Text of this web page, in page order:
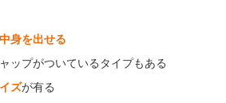
身を出せる
ップがついているタイプもある
ズが有る